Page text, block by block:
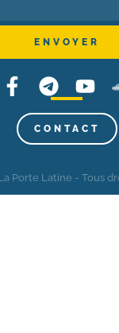
CONTACT
Porte Latine - Tous